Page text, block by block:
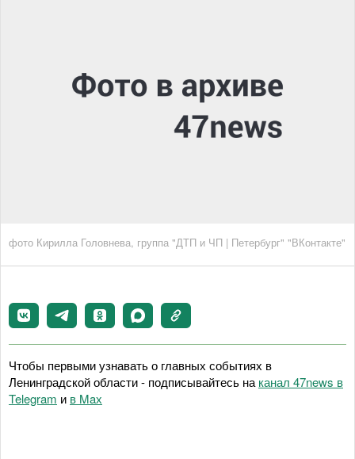
фото Кирилла Головнева, группа "ДТП и ЧП | Петербург" "ВКонтакте"
Чтобы первыми узнавать о главных событиях в
Ленинградской области - подписывайтесь на канал 47news в
Telegram и в Maх